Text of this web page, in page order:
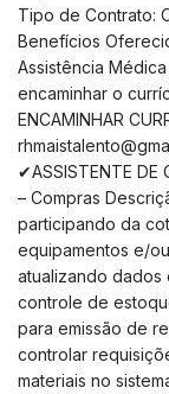
Tipo de Contrato:
Benefícios
Assistência
encaminhar o
ENCAMINHAR
✔ASSISTENTE DE
– Compras
participando da
equipamentos e/
atualizando dados
controle de
para emissão de
controlar
materiais no